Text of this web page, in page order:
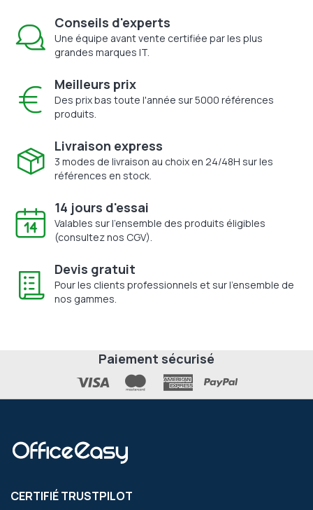
Conseils d'experts
Une équipe avant vente certifiée par les plus
grandes marques IT.
Meilleurs prix
Des prix bas toute l'année sur 5000 références
produits.
Livraison express
3 modes de livraison au choix en 24/48H sur les
références en stock.
14 jours d'essai
Valables sur l'ensemble des produits éligibles
(consultez nos CGV).
Devis gratuit
Pour les clients professionnels et sur l'ensemble de
nos gammes.
Paiement sécurisé
CERTIFIÉ TRUSTPILOT